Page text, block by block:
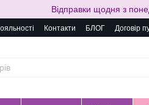
Відправки щодня з
Контакти БЛОГ Договір